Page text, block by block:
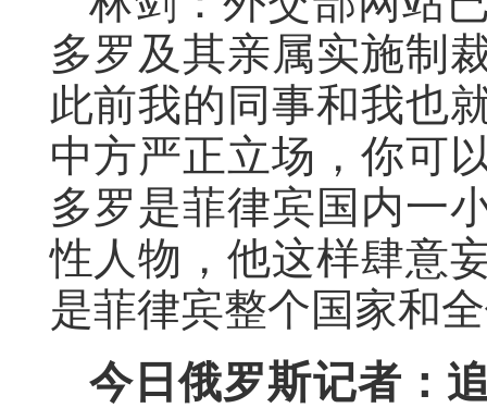
多罗及其亲属实施制
此前我的同事和我也
中方严正立场，你可
多罗是菲律宾国内一
性人物，他这样肆意
是菲律宾整个国家和
今日俄罗斯记者：